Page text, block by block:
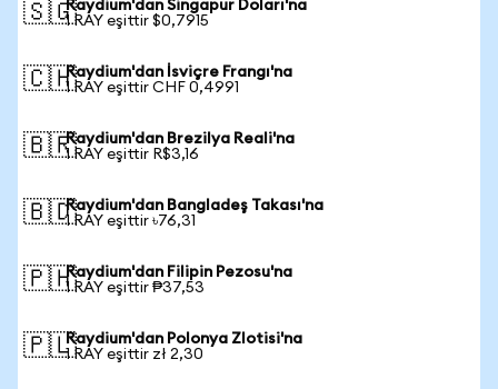
🇸🇬Raydium'dan Singapur Doları'na
1 RAY eşittir $0,7915
🇨🇭Raydium'dan İsviçre Frangı'na
1 RAY eşittir CHF 0,4991
🇧🇷Raydium'dan Brezilya Reali'na
1 RAY eşittir R$3,16
🇧🇩Raydium'dan Bangladeş Takası'na
1 RAY eşittir ৳76,31
🇵🇭Raydium'dan Filipin Pezosu'na
1 RAY eşittir ₱37,53
🇵🇱Raydium'dan Polonya Zlotisi'na
1 RAY eşittir zł 2,30